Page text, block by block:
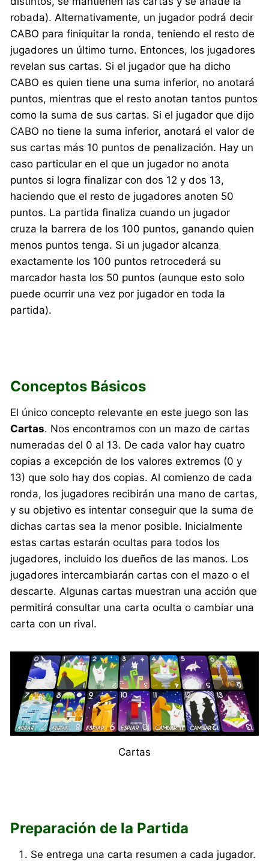
robada). Alternativamente, un jugador podrá decir
CABO para finiquitar la ronda, teniendo el resto de
jugadores un último turno. Entonces, los jugadores
revelan sus cartas. Si el jugador que ha dicho
CABO es quien tiene una suma inferior, no anotará
puntos, mientras que el resto anotan tantos puntos
como la suma de sus cartas. Si el jugador que dijo
CABO no tiene la suma inferior, anotará el valor de
sus cartas más 10 puntos de penalización. Hay un
caso particular en el que un jugador no anota
puntos si logra finalizar con dos 12 y dos 13,
haciendo que el resto de jugadores anoten 50
puntos. La partida finaliza cuando un jugador
cruza la barrera de los 100 puntos, ganando quien
menos puntos tenga. Si un jugador alcanza
exactamente los 100 puntos retrocederá su
marcador hasta los 50 puntos (aunque esto solo
puede ocurrir una vez por jugador en toda la
partida).
Conceptos Básicos
El único concepto relevante en este juego son las
Cartas. Nos encontramos con un mazo de cartas
numeradas del 0 al 13. De cada valor hay cuatro
copias a excepción de los valores extremos (0 y
13) que solo hay dos copias. Al comienzo de cada
ronda, los jugadores recibirán una mano de cartas,
y su objetivo es intentar conseguir que la suma de
dichas cartas sea la menor posible. Inicialmente
estas cartas estarán ocultas para todos los
jugadores, incluido los dueños de las manos. Los
jugadores intercambiarán cartas con el mazo o el
descarte. Algunas cartas muestran una acción que
permitirá consultar una carta oculta o cambiar una
carta con un rival.
Cartas
Preparación de la Partida
Se entrega una carta resumen a cada jugador.